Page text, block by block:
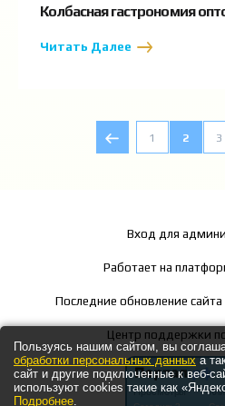
Пользуясь нашим сайтом, вы
обработки персональных данныха
сайт и другие подключенные к веб-
используют cookies такие как
Подробнее.
Колбасная гастрономия
Читать Далее
1 2 3
Вход для
Работает на
Последние обновление сайта
Центр поддержки